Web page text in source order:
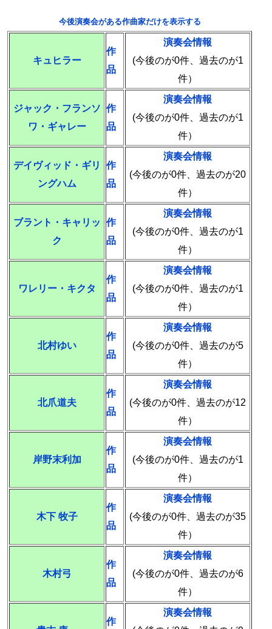
今後演奏会がある作曲家だけを表示する
キュヒラー
作
品
演奏会情報
(今後のが0件、過去のが1
件）
ジャック・フランソ
ワ・ギャレー
作
品
演奏会情報
(今後のが0件、過去のが1
件）
デイヴィッド・ギリ
ングハム
作
品
演奏会情報
(今後のが0件、過去のが20
件）
ブラント・キャリッ
ク
作
品
演奏会情報
(今後のが0件、過去のが1
件）
ワレリー・キクタ
作
品
演奏会情報
(今後のが0件、過去のが1
件）
北村ゆい
作
品
演奏会情報
(今後のが0件、過去のが5
件）
北爪道夫
作
品
演奏会情報
(今後のが0件、過去のが12
件）
岸野末利加
作
品
演奏会情報
(今後のが0件、過去のが1
件）
木下 牧子
作
品
演奏会情報
(今後のが0件、過去のが35
件）
木村弓
作
品
演奏会情報
(今後のが0件、過去のが6
件）
作
演奏会情報